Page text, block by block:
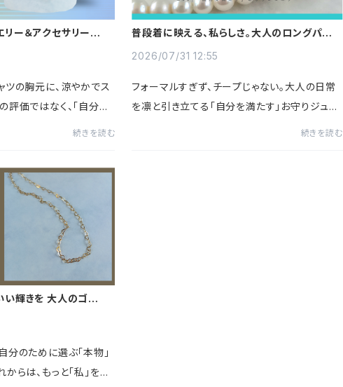
ー＆アクセサリー特集
ツの胸元に、涼やかでス
評価ではなく、「自分の
なたへ届ける、受注制作
続きを読む
普段着に映える、私らしさ。大人のロングパー
2026/07/31 12:55
フォーマルすぎず、チープじゃない。大人の日常
を凛と引き立てる「自分を満たす」お守りジュエ
リー。「昔のアクセサリーが急にしっくりこなくな
続きを読む
輝きを 大人のゴール
分のために選ぶ「本物」
らは、もっと「私」を愛